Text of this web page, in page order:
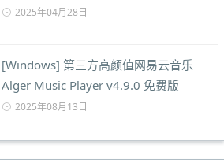
2025年04月28日
[Windows] 第三方高颜值网易云音乐
Alger Music Player v4.9.0 免费版
2025年08月13日